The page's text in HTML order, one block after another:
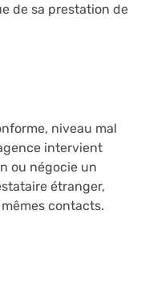
de sa prestation de
niveau mal
intervient
ou négocie un
étranger,
contacts.